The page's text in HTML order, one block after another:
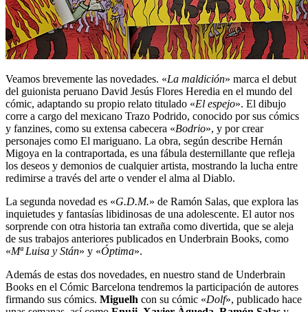
Veamos brevemente las novedades. «La maldición» marca el debut
del guionista peruano David Jesús Flores Heredia en el mundo del
cómic, adaptando su propio relato titulado «El espejo». El dibujo
corre a cargo del mexicano Trazo Podrido, conocido por sus cómics
y fanzines, como su extensa cabecera «Bodrio», y por crear
personajes como El mariguano. La obra, según describe Hernán
Migoya en la contraportada, es una fábula desternillante que refleja
los deseos y demonios de cualquier artista, mostrando la lucha entre
redimirse a través del arte o vender el alma al Diablo.
La segunda novedad es «G.D.M.» de Ramón Salas, que explora las
inquietudes y fantasías libidinosas de una adolescente. El autor nos
sorprende con otra historia tan extraña como divertida, que se aleja
de sus trabajos anteriores publicados en Underbrain Books, como
«Mª Luisa y Stán» y «Óptima».
Además de estas dos novedades, en nuestro stand de Underbrain
Books en el Cómic Barcelona tendremos la participación de autores
firmando sus cómics. Miguelh con su cómic «Dolf», publicado hace